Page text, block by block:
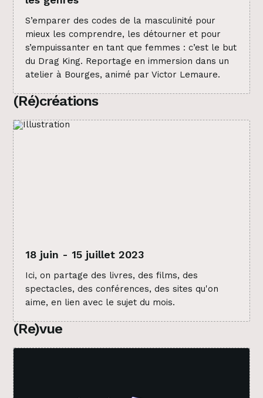
S’emparer des codes de la masculinité pour
mieux les comprendre, les détourner et pour
s’empuissanter en tant que femmes : c’est le but
du Drag King. Reportage en immersion dans un
atelier à Bourges, animé par Victor Lemaure.
(Ré)créations
18 juin - 15 juillet 2023
Ici, on partage des livres, des films, des
spectacles, des conférences, des sites qu'on
aime, en lien avec le sujet du mois.
(Re)vue